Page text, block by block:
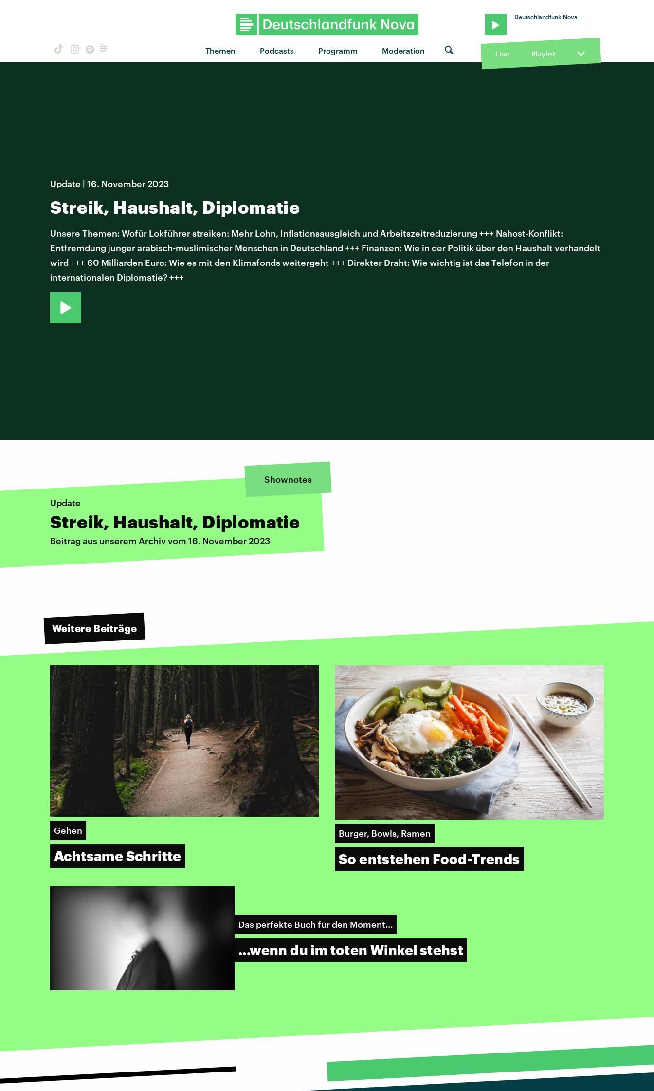
Themen Podcasts Programm Moderation
Deutschlandfunk Nova
Live Playlist
Update | 16. November 2023
Streik, Haushalt, Diplomatie
Unsere Themen: Wofür Lokführer streiken: Mehr Lohn, Inflationsausgleich und Arbeitszeitreduzierung +++ Nahost-Konflikt:
Entfremdung junger arabisch-muslimischer Menschen in Deutschland +++ Finanzen: Wie in der Politik über den Haushalt verhandelt
wird +++ 60 Milliarden Euro: Wie es mit den Klimafonds weitergeht +++ Direkter Draht: Wie wichtig ist das Telefon in der
internationalen Diplomatie? +++
Shownotes
Update
Streik, Haushalt, Diplomatie
Beitrag aus unserem Archiv vom 16. November 2023
Weitere Beiträge
Gehen
Achtsame Schritte
Burger, Bowls, Ramen
So entstehen Food-Trends
Das perfekte Buch für den Moment...
...wenn du im toten Winkel stehst